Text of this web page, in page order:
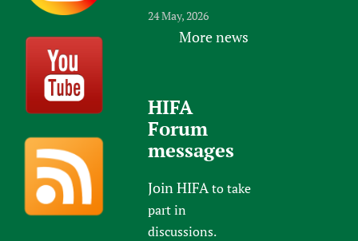
24 May, 2026
More news
HIFA
Forum
messages
Join HIFAto take
part in
discussions.